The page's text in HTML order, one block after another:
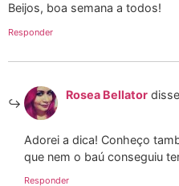
Beijos, boa semana a todos!
Responder
Rosea Bellator
Adorei a dica! Conheço
que nem o baú conseguiu
Responder